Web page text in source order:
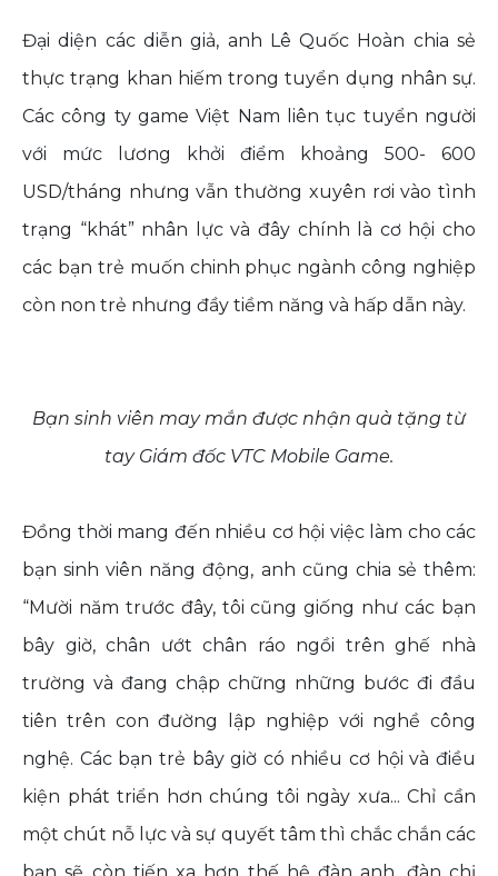
Đại diện các diễn giả, anh Lê Quốc Hoàn chia sẻ
thực trạng khan hiếm trong tuyển dụng nhân sự.
Các công ty game Việt Nam liên tục tuyển người
với mức lương khởi điểm khoảng 500- 600
USD/tháng nhưng vẫn thường xuyên rơi vào tình
trạng “khát” nhân lực và đây chính là cơ hội cho
các bạn trẻ muốn chinh phục ngành công nghiệp
còn non trẻ nhưng đầy tiềm năng và hấp dẫn này.
Bạn sinh viên may mắn được nhận quà tặng từ
tay Giám đốc VTC Mobile Game.
Đồng thời mang đến nhiều cơ hội việc làm cho các
bạn sinh viên năng động, anh cũng chia sẻ thêm:
“Mười năm trước đây, tôi cũng giống như các bạn
bây giờ, chân ướt chân ráo ngồi trên ghế nhà
trường và đang chập chững những bước đi đầu
tiên trên con đường lập nghiệp với nghề công
nghệ. Các bạn trẻ bây giờ có nhiều cơ hội và điều
kiện phát triển hơn chúng tôi ngày xưa... Chỉ cần
một chút nỗ lực và sự quyết tâm thì chắc chắn các